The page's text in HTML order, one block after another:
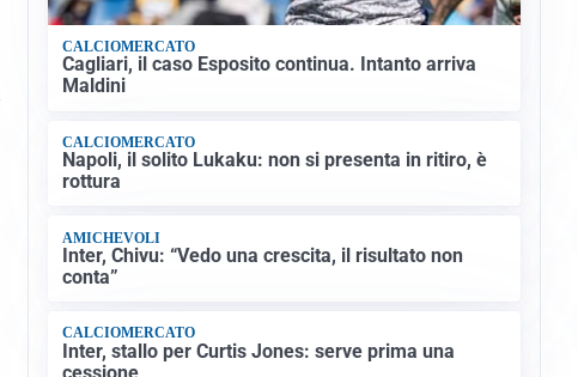
CALCIOMERCATO
Cagliari, il caso Esposito continua. Intanto arriva
Maldini
CALCIOMERCATO
Napoli, il solito Lukaku: non si presenta in ritiro, è
rottura
AMICHEVOLI
Inter, Chivu: “Vedo una crescita, il risultato non
conta”
CALCIOMERCATO
Inter, stallo per Curtis Jones: serve prima una
cessione